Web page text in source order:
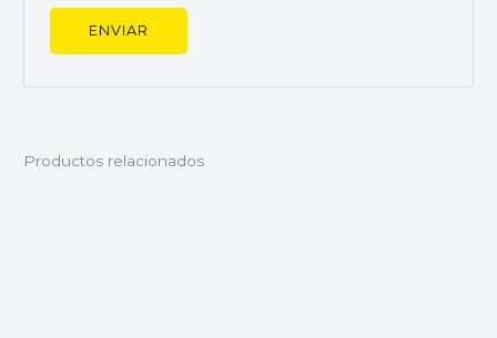
Productos relacionados